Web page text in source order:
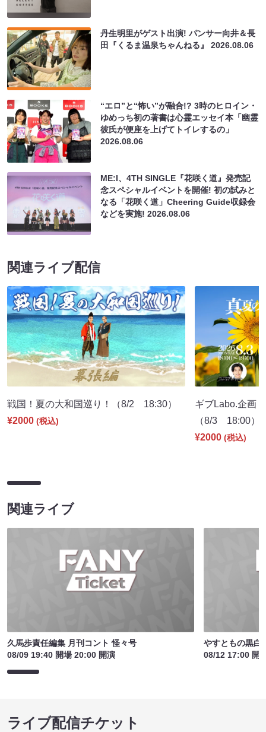
丹生明里がゲスト出演! パンサー向井＆長
田『くるま温泉ちゃんねる』2026.08.06
“エロ”と“怖い”が融合!? 3時のヒロイン・
ゆめっち初の著書は心霊エッセイ本「幽霊
彼氏が便座を上げてトイレするの」
2026.08.06
ME:I、4TH SINGLE『花咲く道』発売記
念スペシャルイベントを開催! 初の試みと
なる「花咲く道」Cheering Guide収録会
などを実施!2026.08.06
関連ライブ配信
戦国！夏の大和国巡り！（8/2 18:30）
¥2000 (税込)
ギブLabo.企画
（8/3 18:00）
¥2000 (税込)
関連ライブ
久馬歩責任編集 月刊コント 怪々号
08/09 19:40 開場 20:00 開演
やすともの黒白
08/12 17:00 開
ライブ配信チケット